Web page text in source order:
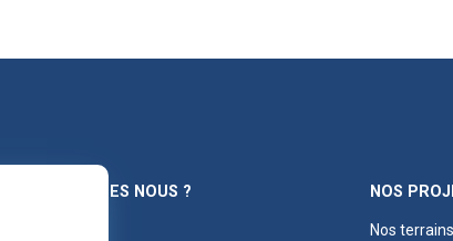
QUI SOMMES NOUS ? NOS
Nos